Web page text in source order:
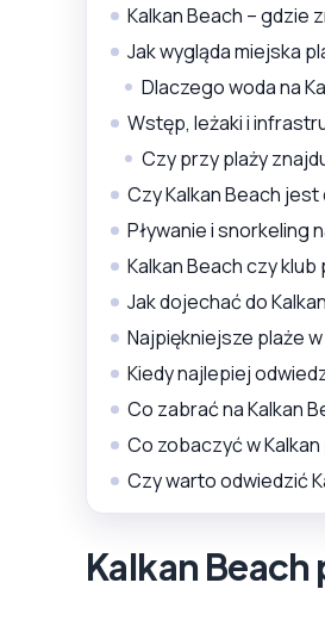
Kalkan Beach – gdzie
Jak wygląda miejska
Dlaczego woda na
Wstęp, leżaki i
Czy przy plaży
Czy Kalkan Beach
Pływanie i snorkeling
Kalkan Beach czy klub
Jak dojechać do
Najpiękniejsze plaże
Kiedy najlepiej
Co zabrać na Kalkan
Co zobaczyć w
Czy warto odwiedzić
Kalkan